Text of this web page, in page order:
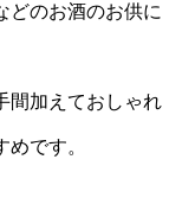
どのお酒のお供に
間加えておしゃれ
です。